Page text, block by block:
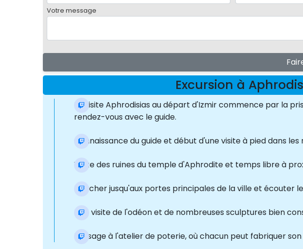
Votre message
Excursion à
La visite Aphrodisias au départ d'Izmir commence par la
rendez-vous avec le guide.
Connaissance du guide et début d'une visite à pied dans
Visite des ruines du temple d'Aphrodite et temps libre à
Marcher jusqu'aux portes principales de la ville et écouter
Une visite de l'odéon et de nombreuses sculptures bien
Passage à l'atelier de poterie, où chacun peut fabriquer